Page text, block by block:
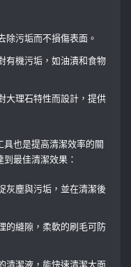
除污垢而不損傷表面。
有機污垢，如油漬和食物
大理石特性而設計，提供
也是提高清潔效率的關
最佳清潔效果：
灰塵與污垢，並在清潔後
的縫隙，柔軟的刷毛可防
清潔液，能快速清潔大面